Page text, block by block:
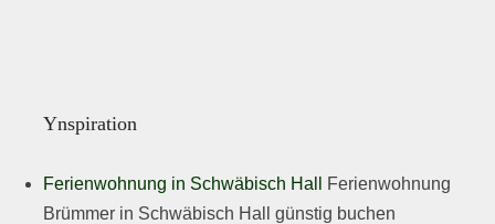
Ynspiration
Ferienwohnung in Schwäbisch Hall
Ferienwohnung
Brümmer in Schwäbisch Hall günstig buchen